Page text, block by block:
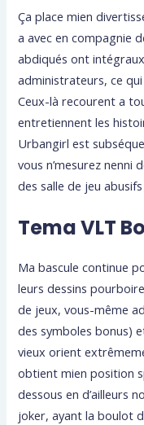
Ça place mien
a avec en compagnie
abdiqués ont
administrateurs, ce
Ceux-là recourent a
entretiennent les
Urbangirl est
vous n’mesurez nenni
des salle de jeu
Tema VLT
Ma bascule continue
leurs dessins
de jeux, vous-même
des symboles bonus)
vieux orient
obtient mien position
dessous en d’ailleurs
joker, ayant la boulot